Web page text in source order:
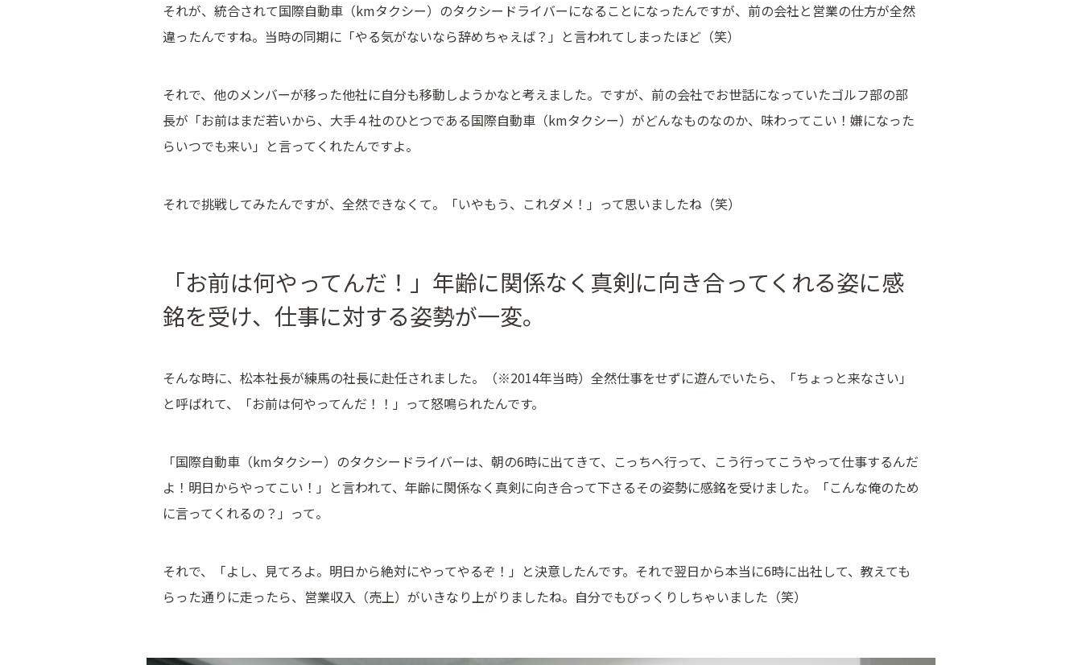
それが、統合されて国際自動車（kmタクシー）のタクシードライバーになることになったんですが、前の会社と営業の仕方が全然
違ったんですね。当時の同期に「やる気がないなら辞めちゃえば？」と言われてしまったほど（笑）
それで、他のメンバーが移った他社に自分も移動しようかなと考えました。ですが、前の会社でお世話になっていたゴルフ部の部
長が「お前はまだ若いから、大手４社のひとつである国際自動車（kmタクシー）がどんなものなのか、味わってこい！嫌になった
らいつでも来い」と言ってくれたんですよ。
それで挑戦してみたんですが、全然できなくて。「いやもう、これダメ！」って思いましたね（笑）
「お前は何やってんだ！」年齢に関係なく真剣に向き合ってくれる姿に感
銘を受け、仕事に対する姿勢が一変。
そんな時に、松本社長が練馬の社長に赴任されました。（※2014年当時）全然仕事をせずに遊んでいたら、「ちょっと来なさい」
と呼ばれて、「お前は何やってんだ！！」って怒鳴られたんです。
「国際自動車（kmタクシー）のタクシードライバーは、朝の6時に出てきて、こっちへ行って、こう行ってこうやって仕事するんだ
よ！明日からやってこい！」と言われて、年齢に関係なく真剣に向き合って下さるその姿勢に感銘を受けました。「こんな俺のため
に言ってくれるの？」って。
それで、「よし、見てろよ。明日から絶対にやってやるぞ！」と決意したんです。それで翌日から本当に6時に出社して、教えても
らった通りに走ったら、営業収入（売上）がいきなり上がりましたね。自分でもびっくりしちゃいました（笑）